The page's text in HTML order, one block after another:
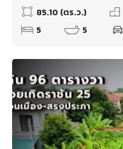
85.10 (ตร.ว.)
5
5